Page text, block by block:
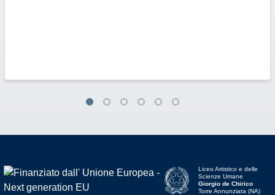
Liceo Artistico e delle
Scienze Umane
Giorgio de Chirico
Torre Annunziata (NA)